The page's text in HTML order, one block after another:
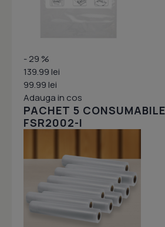
- 29 %
139.99 lei
99.99 lei
Adauga in cos
PACHET 5
FSR2002-I